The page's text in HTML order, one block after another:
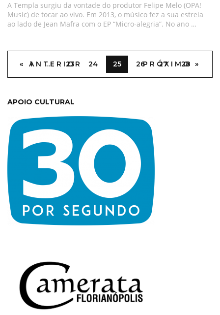
A Templa surgiu da vontade do produtor Felipe Melo (OPA!
Music) de tocar ao vivo. Em 2013, o músico fez a sua estreia
ao lado de Jean Mafra com o EP “Micro-alegria”. No ano …
« ANTERIOR
1 … 23 24 25 26 27 28
PRÓXIMO »
APOIO CULTURAL